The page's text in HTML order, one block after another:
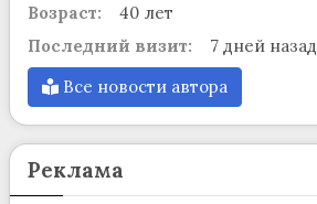
Возраст:
40 лет
Последний визит:
7 дней назад
Все новости автора
Реклама